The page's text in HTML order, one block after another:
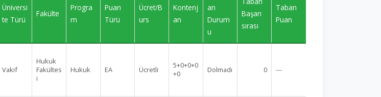
Üniversi
te Türü
Fakülte
Progra
m
Puan
Türü
Ücret/B
urs
Kontenj
an
an
Durum
u
Başarı
sırası
Taban
Puan
Vakıf
Hukuk
Fakültes
i
Hukuk EA Ücretli
5+0+0+0
+0
Dolmadı 0 ---